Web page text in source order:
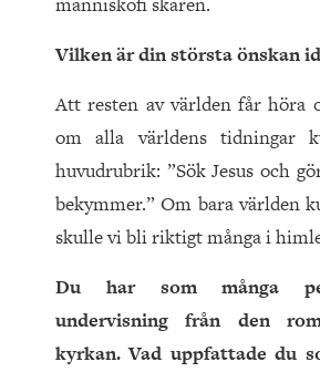
Vilken är din största önskan
Att resten av världen får höra
om alla världens tidningar
huvudrubrik: ”Sök Jesus och
bekymmer.” Om bara världen
skulle vi bli riktigt många i
Du har som många
undervisning från den
kyrkan. Vad uppfattade du